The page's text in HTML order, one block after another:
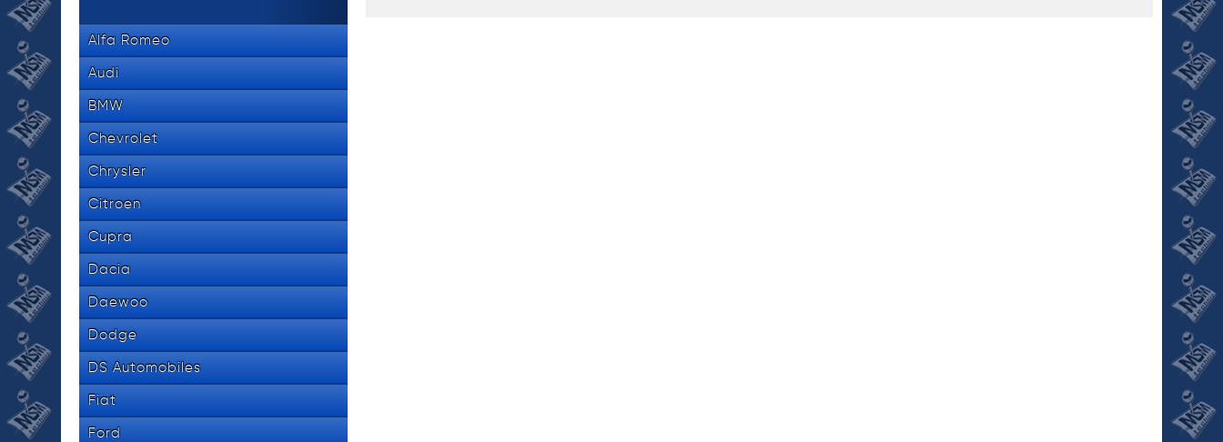
Alfa Romeo
Audi
BMW
Chevrolet
Chrysler
Citroen
Cupra
Dacia
Daewoo
Dodge
DS Automobiles
Fiat
Ford